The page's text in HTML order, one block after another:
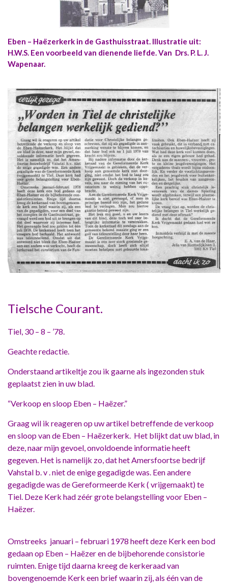
Eben – Haëzerkerk in de Gasthuisstraat. Illustratie uit:
H.W.S. Een voorbeeld van dienende liefde. Van Drs. P. L. J.
Wapenaar.
Tielsche Courant.
Tiel, 30 – 8 – ’78.
Geachte redactie.
Onderstaand artikeltje zou ik gaarne als ingezonden stuk
geplaatst zien in uw blad.
“Verkoop en sloop Eben – Haëzer.”
Graag wil ik reageren op uw artikel betreffende de verkoop
en sloop van de Eben – Haëzerkerk. Het blijkt dat uw blad, in
deze, naar mijn gevoel, onvoldoende informatie heeft
gegeven. Het is namelijk zo, dat het Amersfoortse bedrijf
Vahstal b. v . niet de enige gegadigde was. Een andere
gegadigde was de Gereformeerde Kerk ( vrijgemaakt) te
Tiel. Deze Kerk had zéér grote belangstelling voor Eben –
Haëzer.
Omstreeks januari – februari 1978 heeft deze Kerk een bod
gedaan op Eben – Haëzer en de bijbehorende consistorie
ruimten. Enige tijd daarna kreeg de kerkeraad van
bovengenoemde Kerk een brief waarin zij, als één van de